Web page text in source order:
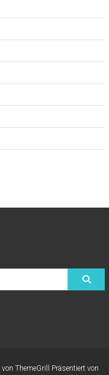
von ThemeGrill Präsentiert von